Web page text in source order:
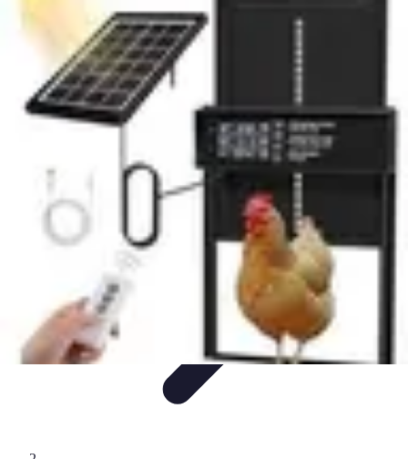
Astuces Pour Économiser
Économies QuotidiennesÉnergieAstuces Quotidiennes
et Cuisine
Voyages
Astuces Pour Économiser